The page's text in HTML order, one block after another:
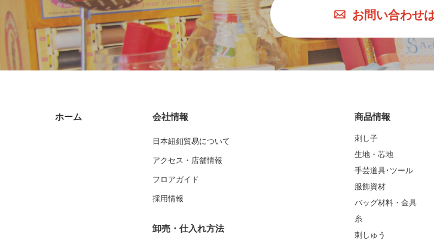
お問い合わせ
ホーム 会社情報
日本紐釦貿易について
アクセス・店舗情報
フロアガイド
採用情報
卸売・仕入れ方法
商品情報
刺し子
生地・芯地
手芸道具･ツール
服飾資材
バッグ材料・金具
糸
刺しゅう